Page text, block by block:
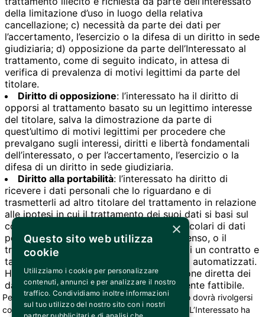
della limitazione d’uso in luogo della relativa
cancellazione; c) necessità da parte dei dati per
l’accertamento, l’esercizio o la difesa di un diritto in sede
giudiziaria; d) opposizione da parte dell’Interessato al
trattamento, come di seguito indicato, in attesa di
verifica di prevalenza di motivi legittimi da parte del
titolare.
Diritto di opposizione: l’interessato ha il diritto di
opporsi al trattamento basato su un legittimo interesse
del titolare, salva la dimostrazione da parte di
quest’ultimo di motivi legittimi per procedere che
prevalgano sugli interessi, diritti e libertà fondamentali
dell’interessato, o per l’accertamento, l’esercizio o la
difesa di un diritto in sede giudiziaria.
Diritto alla portabilità: l’interessato ha diritto di
ricevere i dati personali che lo riguardano e di
trasmetterli ad altro titolare del trattamento in relazione
alle ipotesi in cui il trattamento dei suoi dati si basi sul
consenso oppure riguardi categorie particolari di dati
personali trattati sulla base del suo consenso, o il
trattamento sia fondato sull’esecuzione di un contratto e
tale trattamento sia effettuato con mezzi automatizzati.
Ha anche diritto ad ottenere la trasmissione diretta dei
dati da un titolare all’altro, ove tecnicamente fattibile.
Per esercitare i diritti sopra riportati, l’Interessato dovrà rivolgersi
con una richiesta scritta aprivacy@bemils.com
. L’Interessato ha
×
Questo sito web utilizza
cookie
Utilizziamo i cookie per personalizzare
contenuti, annunci e per analizzare il nostro
traffico. Condividiamo inoltre informazioni
sul tuo utilizzo del nostro sito con i nostri